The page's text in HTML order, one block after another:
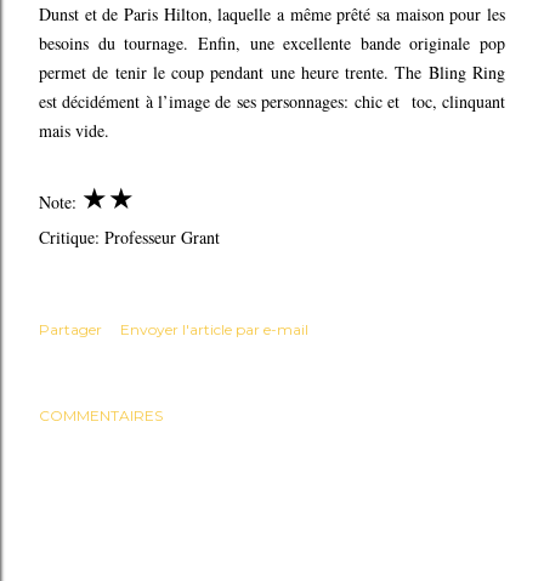
Dunst et de Paris Hilton, laquelle a même prêté sa maison pour les
besoins du tournage. Enfin, une excellente bande originale pop
permet de tenir le coup pendant une heure trente. The Bling Ring
est décidément à l’image de ses personnages: chic et toc, clinquant
mais vide.
Note: ★★
Critique: Professeur Grant
Partager Envoyer l'article par e-mail
COMMENTAIRES